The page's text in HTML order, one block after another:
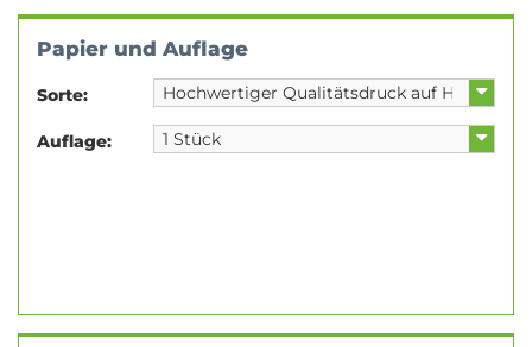
Papier und Auflage
Sorte:
Auflage: